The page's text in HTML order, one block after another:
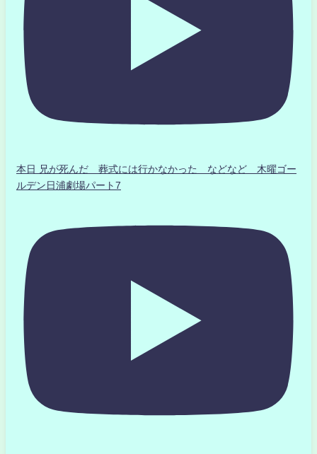
本日 兄が死んだ 葬式には行かなかった などなど 木曜ゴー
ルデン日浦劇場パート7